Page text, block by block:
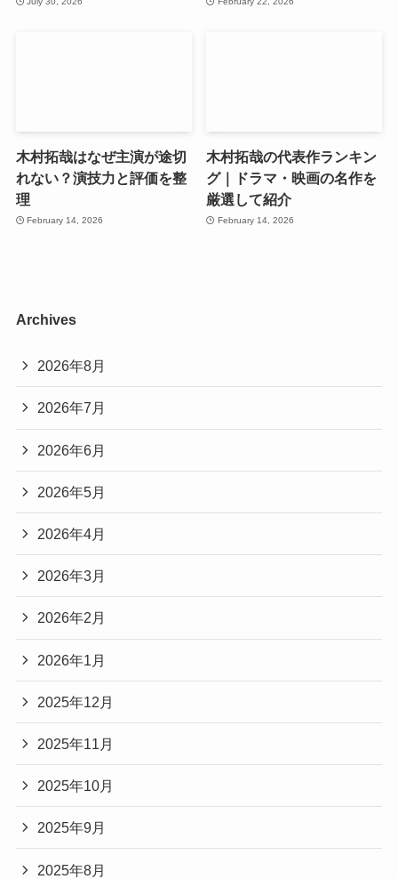
木村拓哉はなぜ主演が途切
れない？演技力と評価を整
理
February 14, 2026
木村拓哉の代表作ランキン
グ｜ドラマ・映画の名作を
厳選して紹介
February 14, 2026
Archives
2026年8月
2026年7月
2026年6月
2026年5月
2026年4月
2026年3月
2026年2月
2026年1月
2025年12月
2025年11月
2025年10月
2025年9月
2025年8月